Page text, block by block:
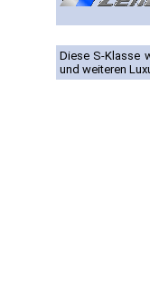
Diese S-Klasse
und weiteren